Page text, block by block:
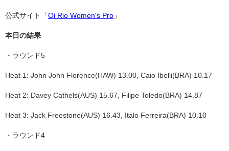
公式サイト「 Oi Rio Women's Pro 」
本日の結果
・ラウンド5
Heat 1: John John Florence(HAW) 13.00, Caio Ibelli(BRA) 10.17
Heat 2: Davey Cathels(AUS) 15.67, Filipe Toledo(BRA) 14.87
Heat 3: Jack Freestone(AUS) 16.43, Italo Ferreira(BRA) 10.10
・ラウンド4